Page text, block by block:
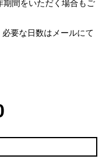
間をいただく場合もご
要な日数はメールにて